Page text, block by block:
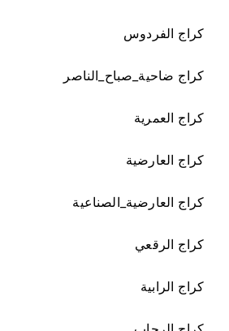
كراج الفردوس
كراج ضاحية_صباح_الناصر
كراج العمرية
كراج العارضية
كراج العارضية_الصناعية
كراج الرقعي
كراج الرابية